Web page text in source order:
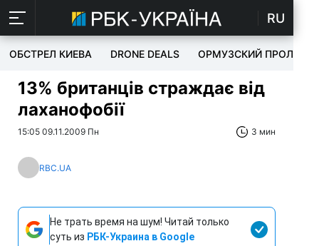
RU
ОБСТРЕЛ КИЕВА DRONE DEALS ОРМУЗСКИЙ ПРОЛИВ
13% британців страждає від
лаханофобії
15:05 09.11.2009 Пн 3 мин
RBC.UA
Не трать время на шум! Читай только
суть из РБК-Украина в Google